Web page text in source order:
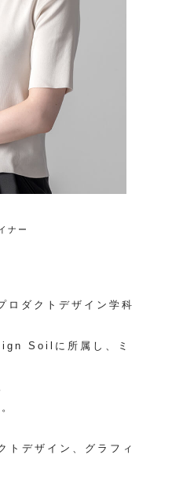
ナー
ロダクトデザイン学科
Soilに所属し、ミ
デザイン、グラフィ